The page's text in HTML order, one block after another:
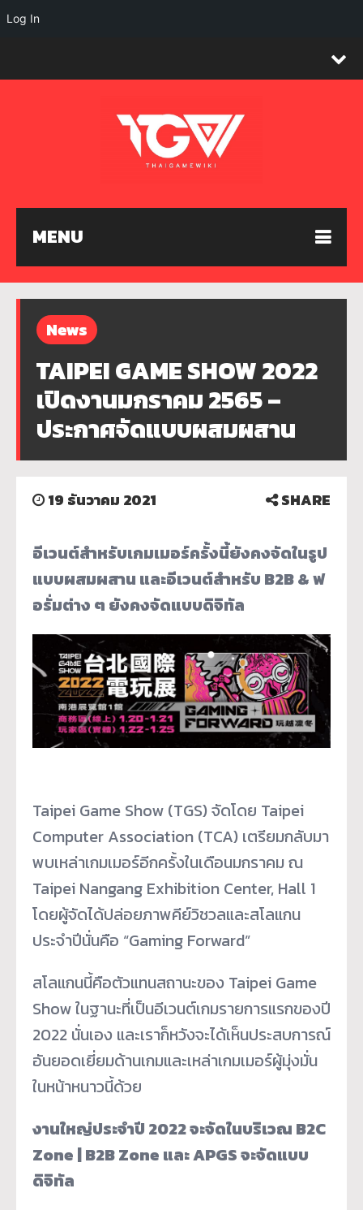
MENU
News
TAIPEI GAME SHOW 2022
เปิดงานมกราคม 2565 –
ประกาศจัดแบบผสมผสาน
19 ธันวาคม 2021 SHARE
อีเวนต์สำหรับเกมเมอร์ครั้งนี้ยังคงจัดในรูป
แบบผสมผสาน และอีเวนต์สำหรับ B2B & ฟ
อรั่มต่าง ๆ ยังคงจัดแบบดิจิทัล
Taipei Game Show (TGS) จัดโดย Taipei
Computer Association (TCA) เตรียมกลับมา
พบเหล่าเกมเมอร์อีกครั้งในเดือนมกราคม ณ
Taipei Nangang Exhibition Center, Hall 1
โดยผู้จัดได้ปล่อยภาพคีย์วิชวลและสโลแกน
ประจำปีนั่นคือ “Gaming Forward”
สโลแกนนี้คือตัวแทนสถานะของ Taipei Game
Show ในฐานะที่เป็นอีเวนต์เกมรายการแรกของปี
2022 นั่นเอง และเราก็หวังจะได้เห็นประสบการณ์
อันยอดเยี่ยมด้านเกมและเหล่าเกมเมอร์ผู้มุ่งมั่น
ในหน้าหนาวนี้ด้วย
งานใหญ่ประจำปี 2022 จะจัดในบริเวณ B2C
Zone | B2B Zone และ APGS จะจัดแบบ
ดิจิทัล
Log In